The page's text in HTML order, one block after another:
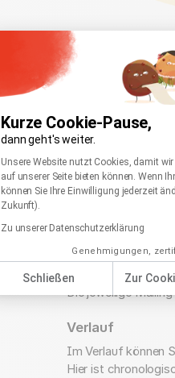
Kurze Cookie-Pause,
dann geht's weiter.
Unsere Website nutzt Cookies, damit
auf unserer Seite bieten können. Wenn
können Sie Ihre Einwilligung jederzeit
Zukunft).
Zu unserer Datenschutzerklärung
Genehmigungen,
Schließen Zur
Axeptio
Darunter finden Sie
Mailings
, sowie
👀 Wir schauen
Mailings
Für jedes Mailing
die wichtigsten
Detailansicht
💡 Öffnen Sie die
Dieses kennen
erklären wir alle
Die jeweilige
Verlauf
Im Verlauf können
Hier ist